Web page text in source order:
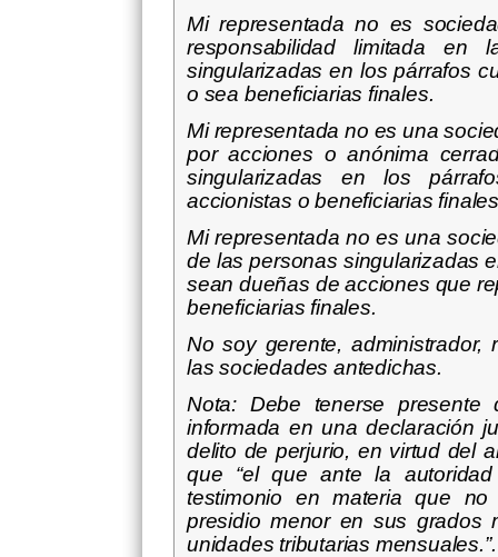
Mi representada no es
responsabilidad limitada
singularizadas en los párrafos
o sea beneficiarias finales.
Mi representada no es una
por acciones o anónima
singularizadas en los
accionistas o beneficiarias
Mi representada no es una
de las personas singularizadas
sean dueñas de acciones que
beneficiarias finales.
No soy gerente, administrador,
las sociedades antedichas.
Nota: Debe tenerse
informada en una declaración
delito de perjurio, en virtud del
que “el que ante la
testimonio en materia que
presidio menor en sus
unidades tributarias mensuales.”.